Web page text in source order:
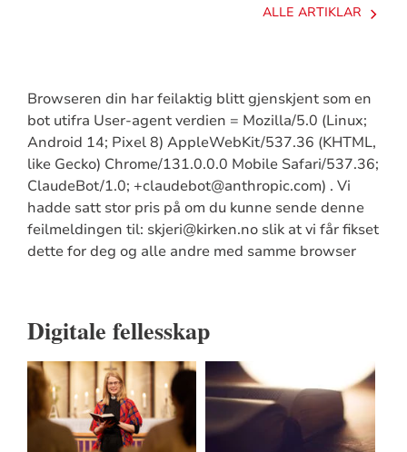
ALLE ARTIKLAR
Browseren din har feilaktig blitt gjenskjent som en
bot utifra User-agent verdien = Mozilla/5.0 (Linux;
Android 14; Pixel 8) AppleWebKit/537.36 (KHTML,
like Gecko) Chrome/131.0.0.0 Mobile Safari/537.36;
ClaudeBot/1.0; +claudebot@anthropic.com) . Vi
hadde satt stor pris på om du kunne sende denne
feilmeldingen til: skjeri@kirken.no slik at vi får fikset
dette for deg og alle andre med samme browser
Digitale fellesskap